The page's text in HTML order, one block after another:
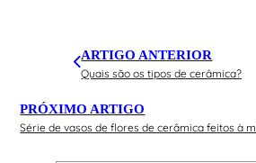
ARTIGO ANTERIOR
Quais são os tipos de cerâmica?
PRÓXIMO ARTIGO